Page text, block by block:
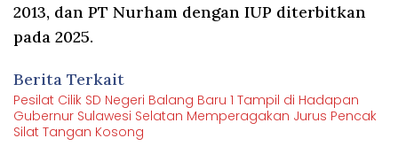
2013, dan PT Nurham dengan IUP diterbitkan
pada 2025.
Berita Terkait
Pesilat Cilik SD Negeri Balang Baru 1 Tampil di Hadapan
Gubernur Sulawesi Selatan Memperagakan Jurus Pencak
Silat Tangan Kosong